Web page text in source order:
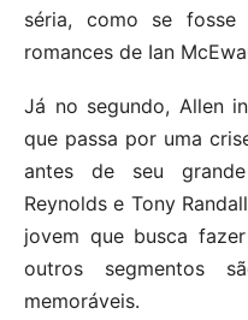
séria, como se fosse
romances de Ian
Já no segundo, Allen
que passa por uma
antes de seu
Reynolds e Tony
jovem que busca
outros segmentos
memoráveis.